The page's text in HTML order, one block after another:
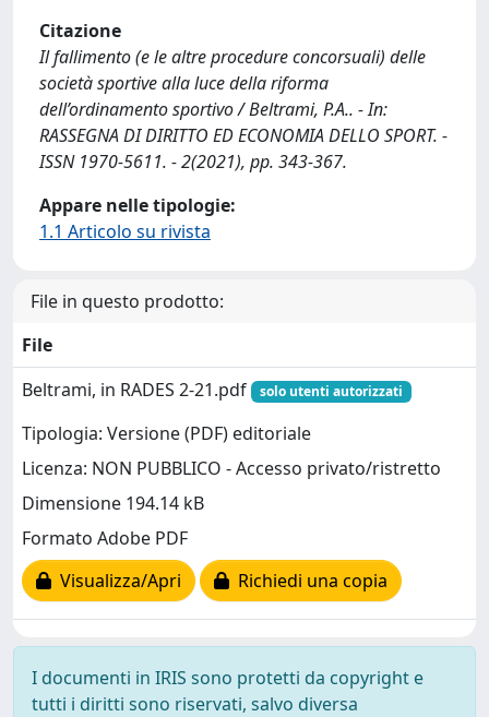
Citazione
Il fallimento (e le altre procedure concorsuali) delle
società sportive alla luce della riforma
dell’ordinamento sportivo / Beltrami, P.A.. - In:
RASSEGNA DI DIRITTO ED ECONOMIA DELLO SPORT. -
ISSN 1970-5611. - 2(2021), pp. 343-367.
Appare nelle tipologie:
1.1 Articolo su rivista
File in questo prodotto:
File
Beltrami, in RADES 2-21.pdf
solo utenti autorizzati
Tipologia: Versione (PDF) editoriale
Licenza: NON PUBBLICO - Accesso privato/ristretto
Dimensione 194.14 kB
Formato Adobe PDF
Visualizza/Apri
Richiedi una copia
I documenti in IRIS sono protetti da copyright e
tutti i diritti sono riservati, salvo diversa